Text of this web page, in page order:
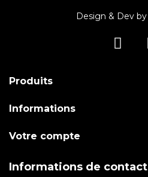
Design & Dev by
Produits
Informations
Votre compte
Informations de contact